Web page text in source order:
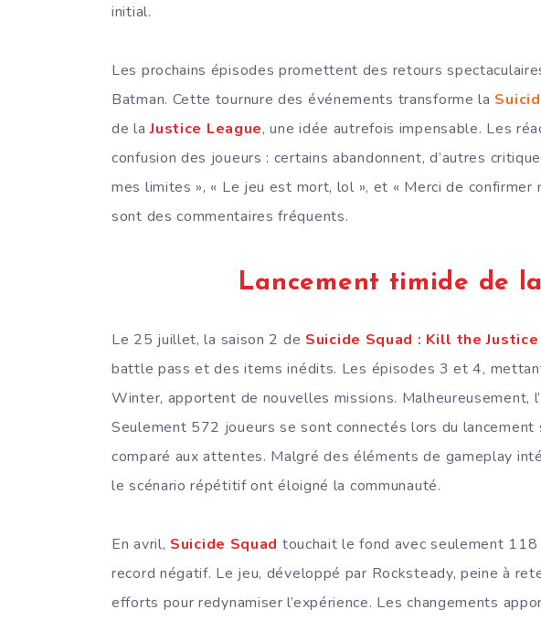
initial.
Les prochains épisodes promettent des retours
Batman. Cette tournure des événements transforme la
de laJustice League, une idée autrefois impensable. Les
confusion des joueurs : certains abandonnent, d’autres
mes limites », « Le jeu est mort, lol », et « Merci de confirmer
sont des commentaires fréquents.
Lancement timide de
Le 25 juillet, la saison 2 de Suicide Squad : Kill the
battle pass et des items inédits. Les épisodes 3 et 4,
Winter, apportent de nouvelles missions. Malheureusement,
Seulement 572 joueurs se sont connectés lors du lancement
comparé aux attentes. Malgré des éléments de gameplay
le scénario répétitif ont éloigné la communauté.
En avril, Suicide Squad touchait le fond avec seulement
record négatif. Le jeu, développé par Rocksteady, peine à
efforts pour redynamiser l’expérience. Les changements